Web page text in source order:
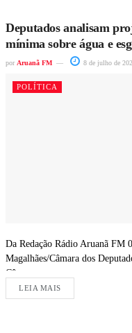
Deputados analisam
mínima sobre água e
por Aruanã FM 8 de julho de
POLÍTICA
Da Redação Rádio Aruanã
Magalhães/Câmara dos
Câmara...
LEIA MAIS